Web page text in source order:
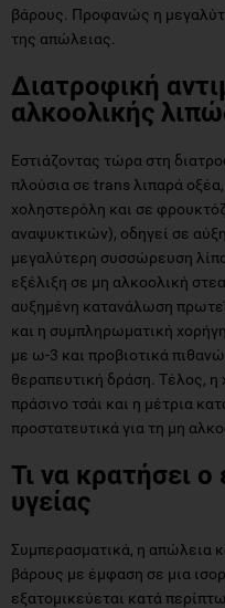
βάρους. Προφανώς η
της απώλειας.
Διατροφική
αλκοολικής
Εστιάζοντας τώρα στη
πλούσια σε trans λιπαρά
χοληστερόλη και σε
αναψυκτικών), οδηγεί σε
μεγαλύτερη συσσώρευση
εξέλιξη σε μη αλκοολική
αυξημένη κατανάλωση
και η συμπληρωματική
με ω-3 και προβιοτικά
θεραπευτική δράση. Τέλος, η
πράσινο τσάι και η μέτρια
προστατευτικά για τη μη
Τι να κρατήσει ο
υγείας
Συμπερασματικά, η απώλεια
βάρους με έμφαση σε μια
εξατομικεύεται κατά